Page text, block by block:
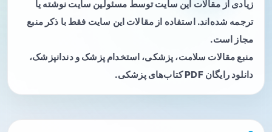
زیادی از مقالات این سایت توسط مسئولین سایت نوشته یا
ترجمه شده‌اند. استفاده از مقالات این سایت فقط با ذکر منبع
مجاز است.
منبع مقالات سلامت، پزشکی، استخدام پزشک و دندانپزشک،
دانلود رایگان PDF کتاب‌های پزشکی.